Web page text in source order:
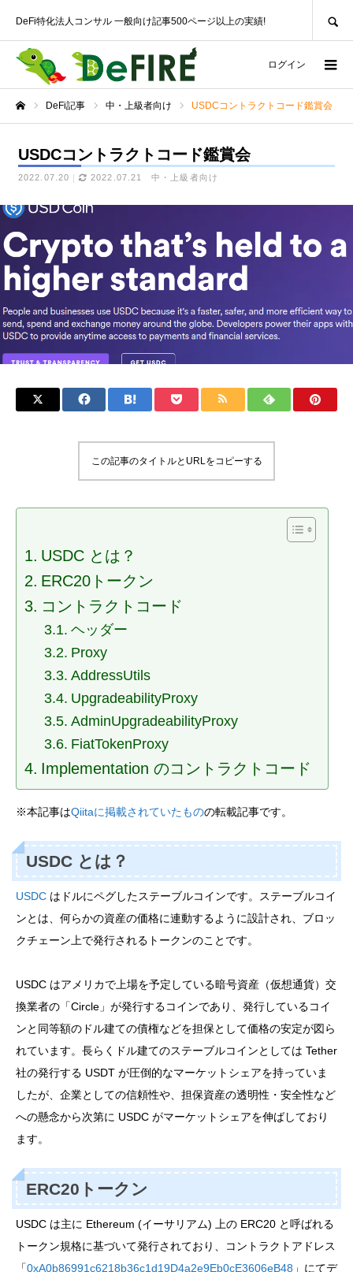
DeFi特化法人コンサル 一般向け記事500ページ以上の実績!
ログイン
DeFi記事 中・上級者向け USDCコントラクトコード鑑賞会
USDCコントラクトコード鑑賞会
2022.07.20 2022.07.21 中・上級者向け
この記事のタイトルとURLをコピーする
USDC とは？
ERC20トークン
コントラクトコード
ヘッダー
Proxy
AddressUtils
UpgradeabilityProxy
AdminUpgradeabilityProxy
FiatTokenProxy
Implementation のコントラクトコード
※本記事はQiitaに掲載されていたものの転載記事です。
USDC とは？
USDC はドルにペグしたステーブルコインです。ステーブルコイ
ンとは、何らかの資産の価格に連動するように設計され、ブロッ
クチェーン上で発行されるトークンのことです。
USDC はアメリカで上場を予定している暗号資産（仮想通貨）交
換業者の「Circle」が発行するコインであり、発行しているコイ
ンと同等額のドル建ての債権などを担保として価格の安定が図ら
れています。長らくドル建てのステーブルコインとしては Tether
社の発行する USDT が圧倒的なマーケットシェアを持っていま
したが、企業としての信頼性や、担保資産の透明性・安全性など
への懸念から次第に USDC がマーケットシェアを伸ばしており
ます。
ERC20トークン
USDC は主に Ethereum (イーサリアム) 上の ERC20 と呼ばれる
トークン規格に基づいて発行されており、コントラクトアドレス
「0xA0b86991c6218b36c1d19D4a2e9Eb0cE3606eB48 」にてデ